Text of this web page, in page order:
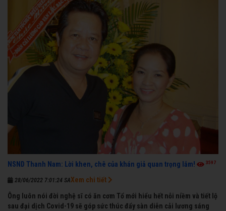
NSND Thanh Nam: Lời khen, chê của khán giả quan trọng lắm! 3597
28/06/2022 7:01:24 SA
Ông luôn nói đời nghệ sĩ có ăn cơm Tổ mới hiểu hết nỗi niềm và tiết lộ
sau đại dịch Covid-19 sẽ góp sức thúc đẩy sàn diễn cải lương sáng
Xem chi tiết